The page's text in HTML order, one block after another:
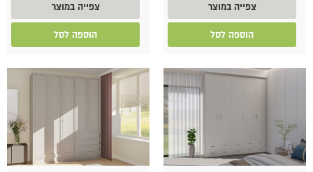
צפייה במוצר
הוספה לסל
צפייה במוצר
הוספה לסל